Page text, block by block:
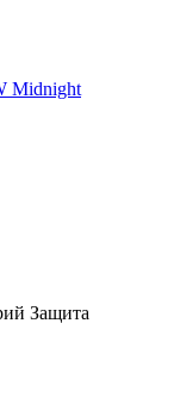
Midnight
Защита